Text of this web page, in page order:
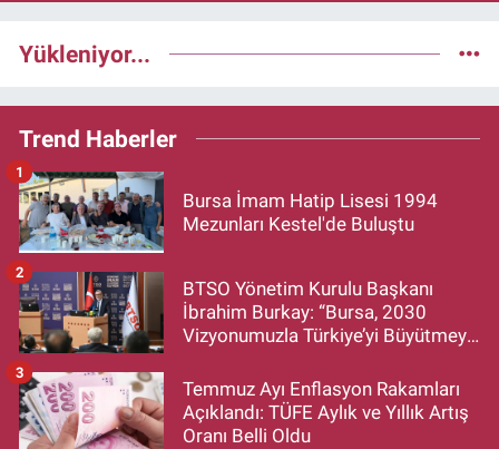
Yükleniyor...
Trend Haberler
Bursa İmam Hatip Lisesi 1994
Mezunları Kestel'de Buluştu
1
BTSO Yönetim Kurulu Başkanı
İbrahim Burkay: “Bursa, 2030
Vizyonumuzla Türkiye’yi Büyütmeye
2
Temmuz Ayı Enflasyon Rakamları
Açıklandı: TÜFE Aylık ve Yıllık Artış
Oranı Belli Oldu
3